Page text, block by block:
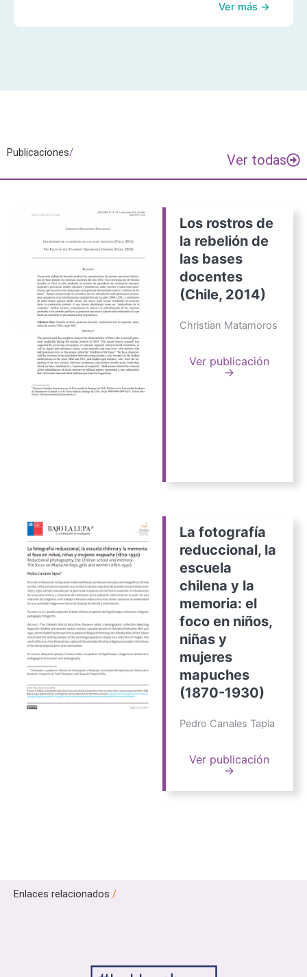
Ver más →
Publicaciones/ Ver todas
Los rostros de
la rebelión de
las bases
docentes
(Chile, 2014)
Christian Matamoros
Ver publicación
→
La fotografía
reduccional, la
escuela
chilena y la
memoria: el
foco en niños,
niñas y
mujeres
mapuches
(1870-1930)
Pedro Canales Tapia
Ver publicación
→
Enlaces relacionados /